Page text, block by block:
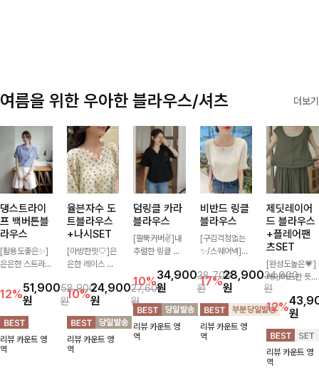
여름을 위한 우아한 블라우스/셔츠 더보기
댕스트라이
프 백버튼블
라우스
[활용도좋은✨]
은은한 스트라이
져 심플한 코디
에도 세련된 포
인트를 더해드리
며 깔끔한 스트
라이프 디테일로
유행 없이 오래
12%51,900
원
58,900
원
리뷰 카운트 영
역
율븐자수 도
트블라우스
+나시SET
[아방한핏🤍]은
은한 레이스 자
으로 사랑스러운
감성 가득 담았
으며 나시 세트
구성으로 이너
걱정없이 손쉽게
코디 가능한 블
10%24,900
원
27,600
원
리뷰 카운트 영
역
덤링클 카라
블라우스
[팔뚝커버✌]내
추럴한 링클 텍
있게 입어지는
블라우스🖤 브
이넥 카라 디자
인에 여유로운
소매핏 더해져
여리하면서도 시
10%34,900
원
38,700
원
리뷰 카운트 영
역
비반드 링클
블라우스
[구김걱정없는
✨/스퀘어넥]입
엠보 텍스처가
돋보이는 블라우
스- 여유로운 실
루엣과 물결 짜
임 소매 디테일
이 더해져 편안
17%28,900
원
34,800
원
리뷰 카운트 영
역
제딧레이어
드 블라우스
+플레어팬
츠SET
[완성도높은💗]
레이어드한 듯
자연스러운 나시
와 버튼 원피스
가 함께 구성된
세트 아이템입니
다. 코디 고민 없
이 한 벌만으로
도 내추럴하면서
12%원
리뷰 카운트 영
역